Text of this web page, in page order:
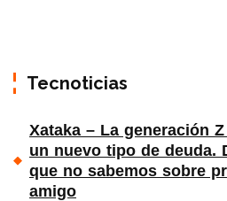
Tecnoticias
Xataka – La generación
un nuevo tipo de deuda.
que no sabemos sobre
amigo